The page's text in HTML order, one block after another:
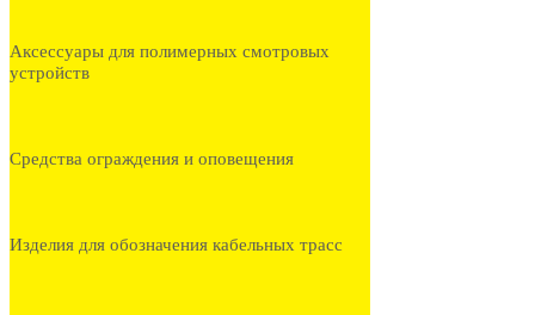
Аксессуары для полимерных смотровых
устройств
Средства ограждения и оповещения
Изделия для обозначения кабельных трасс